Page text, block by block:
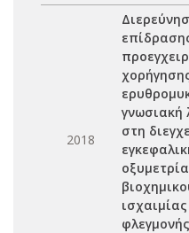
2018
γνωσιακή
στη